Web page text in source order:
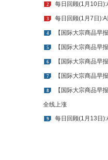
2 每日回顾(1月10日
3 每日回顾(1月7日
4 【国际大宗商品早
5 【国际大宗商品早
6 【国际大宗商品早
7 【国际大宗商品早
8 【国际大宗商品早
全线上涨
9 每日回顾(1月13日